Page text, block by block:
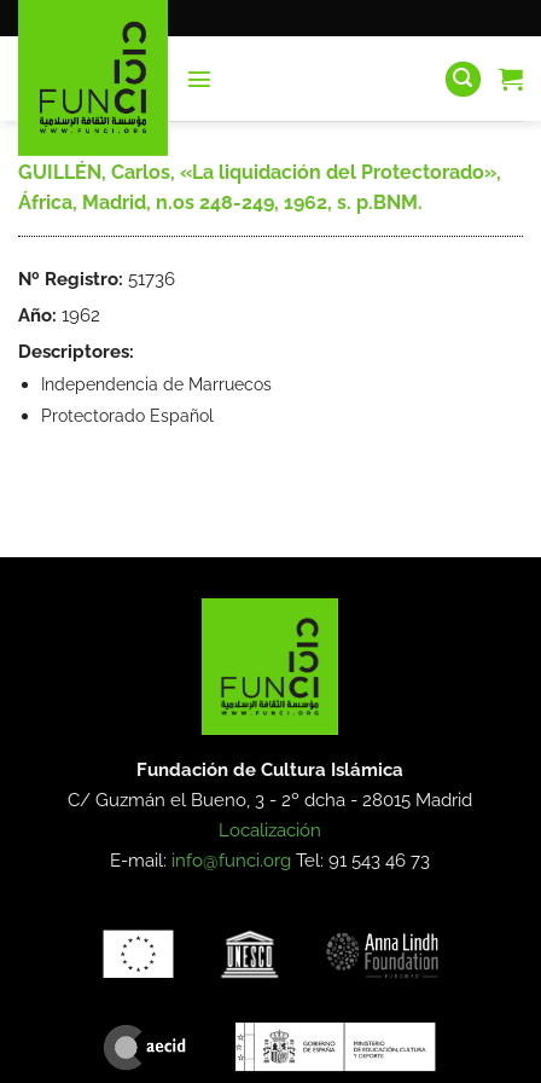
al
GUILLÉN, Carlos, «La liquidación del Protectorado»,
África, Madrid, n.os 248-249, 1962, s. p.BNM.
Nº Registro: 51736
Año: 1962
Descriptores:
Independencia de Marruecos
Protectorado Español
Fundación de Cultura Islámica
C/ Guzmán el Bueno, 3 - 2º dcha -28015 Madrid
Localización
E-mail: info@funci.org Tel: 91 543 46 73